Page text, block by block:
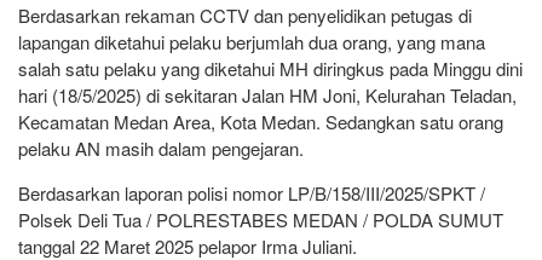
Berdasarkan rekaman CCTV dan penyelidikan petugas di
lapangan diketahui pelaku berjumlah dua orang, yang mana
salah satu pelaku yang diketahui MH diringkus pada Minggu dini
hari (18/5/2025) di sekitaran Jalan HM Joni, Kelurahan Teladan,
Kecamatan Medan Area, Kota Medan. Sedangkan satu orang
pelaku AN masih dalam pengejaran.
Berdasarkan laporan polisi nomor LP/B/158/III/2025/SPKT /
Polsek Deli Tua / POLRESTABES MEDAN / POLDA SUMUT
tanggal 22 Maret 2025 pelapor Irma Juliani.